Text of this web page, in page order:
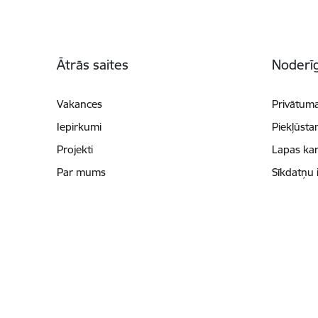
Ātrās saites
Vakances
Iepirkumi
Projekti
Par mums
Lapas
Sīkdatņu